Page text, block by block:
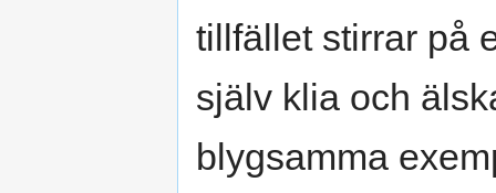
tillfället stirrar på
själv klia och
blygsamma